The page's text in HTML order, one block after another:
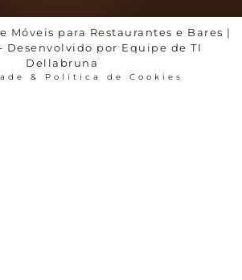
Móveis para Restaurantes e Bares |
Desenvolvido por Equipe de TI
Dellabruna
& Política de Cookies